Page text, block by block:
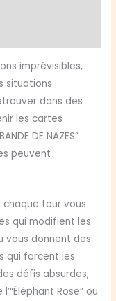
imprévisibles,
situations
dans des
les cartes
DE NAZES”
peuvent
chaque tour vous
qui modifient les
vous donnent des
qui forcent les
défis absurdes,
Rose” ou